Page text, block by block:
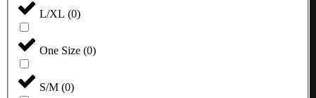
L/XL (0)
One Size (0)
S/M (0)